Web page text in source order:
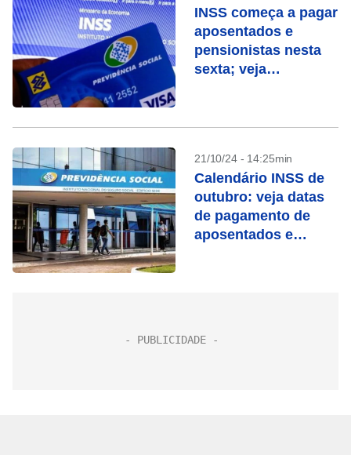
INSS começa a pagar
aposentados e
pensionistas nesta
sexta; veja
21/10/24 - 14:25min
Calendário INSS de
outubro: veja datas
de pagamento de
aposentados e